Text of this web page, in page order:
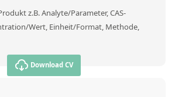
z.B. Analyte/Parameter, CAS-
Wert, Einheit/Format, Methode,
Download CV